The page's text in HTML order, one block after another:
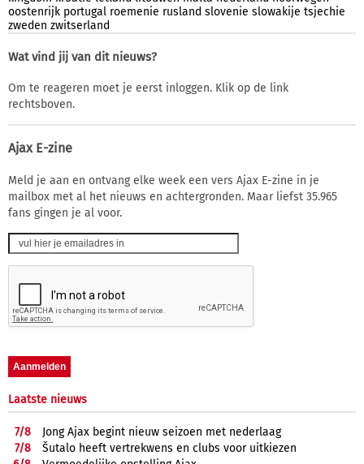
oostenrijk portugal roemenie rusland slovenie slowakije tsjechie
zweden zwitserland
Wat vind jij van dit nieuws?
Om te reageren moet je eerst inloggen. Klik op de link
rechtsboven.
Ajax E-zine
Meld je aan en ontvang elke week een vers Ajax E-zine in je
mailbox met al het nieuws en achtergronden. Maar liefst 35.965
fans gingen je al voor.
Laatste nieuws
7/8
Jong Ajax begint nieuw seizoen met nederlaag
7/8
Šutalo heeft vertrekwens en clubs voor uitkiezen